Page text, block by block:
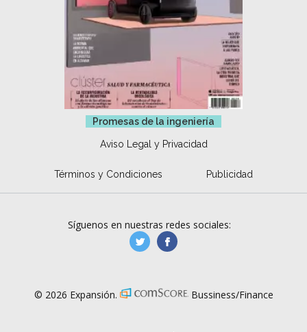
Promesas de la ingeniería
Aviso Legal y Privacidad
Términos y Condiciones Publicidad
Síguenos en nuestras redes sociales:
manufacturaGE
© 2026 Expansión. Bussiness/Finance